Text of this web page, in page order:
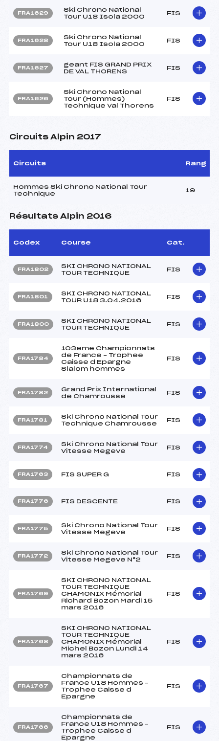
FRA1629
Ski Chrono National
Tour U18 Isola 2000
FIS
FRA1628
Ski Chrono National
Tour U18 Isola 2000
FIS
FRA1627
geant FIS GRAND PRIX
DE VAL THORENS
FIS
FRA1626
Ski Chrono National
Tour (Hommes)
Technique Val Thorens
FIS
Circuits Alpin 2017
Circuits Rang
Hommes Ski Chrono National Tour
Technique
19
Résultats Alpin 2016
Codex Course Cat.
FRA1802
SKI CHRONO NATIONAL
TOUR TECHNIQUE
FIS
FRA1801
SKI CHRONO NATIONAL
TOUR U18 3.04.2016
FIS
FRA1800
SKI CHRONO NATIONAL
TOUR TECHNIQUE
FIS
FRA1784
103eme Championnats
de France – Trophee
Caisse d Epargne
Slalom hommes
FIS
FRA1782
Grand Prix International
de Chamrousse
FIS
FRA1781
Ski Chrono National Tour
Technique Chamrousse
FIS
FRA1774
Ski Chrono National Tour
Vitesse Megeve
FIS
FRA1763 FIS SUPER G FIS
FRA1776 FIS DESCENTE FIS
FRA1775
Ski Chrono National Tour
Vitesse Megeve
FIS
FRA1772
Ski Chrono National Tour
Vitesse Megeve N°2
FIS
FRA1769
SKI CHRONO NATIONAL
TOUR TECHNIQUE
CHAMONIX Mémorial
Richard Bozon Mardi 15
mars 2016
FIS
FRA1768
SKI CHRONO NATIONAL
TOUR TECHNIQUE
CHAMONIX Mémorial
Michel Bozon Lundi 14
mars 2016
FIS
FRA1767
Championnats de
France U18 Hommes –
Trophee Caisse d
Epargne
FIS
FRA1766
Championnats de
France U18 Hommes –
Trophee Caisse d
Epargne
FIS